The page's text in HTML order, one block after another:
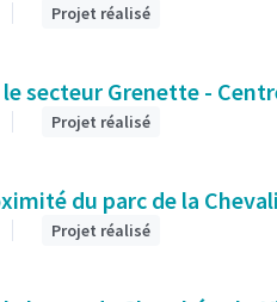
Projet réalisé
d'une boîte à livres dans le secteur Grenette -
Projet réalisé
du parc de la
Projet réalisé